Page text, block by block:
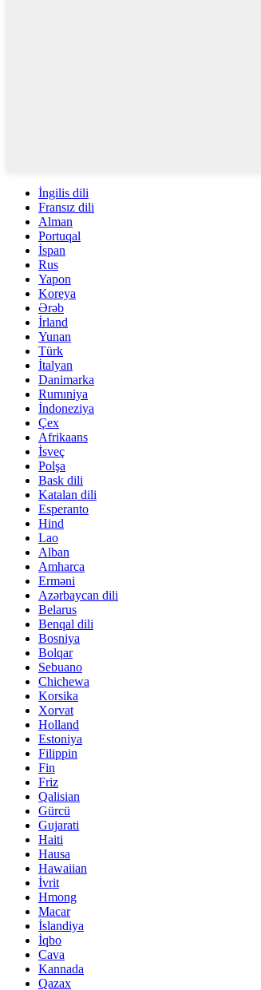
İngilis dili
Fransız dili
Alman
Portuqal
İspan
Rus
Yapon
Koreya
Ərəb
İrland
Yunan
Türk
İtalyan
Danimarka
Rumıniya
İndoneziya
Çex
Afrikaans
İsveç
Polşa
Bask dili
Katalan dili
Esperanto
Hind
Lao
Alban
Amharca
Erməni
Azərbaycan dili
Belarus
Benqal dili
Bosniya
Bolqar
Sebuano
Chichewa
Korsika
Xorvat
Holland
Estoniya
Filippin
Fin
Friz
Qalisian
Gürcü
Gujarati
Haiti
Hausa
Hawaiian
İvrit
Hmong
Macar
İslandiya
İqbo
Cava
Kannada
Qazax